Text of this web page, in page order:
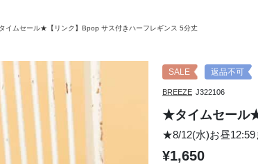
イムセール★【リンク】Bpop サス付きハーフレギンス 5分丈
SALE 返品不可
BREEZE J322106
★タイムセール
★8/12(水)お昼
¥1,650